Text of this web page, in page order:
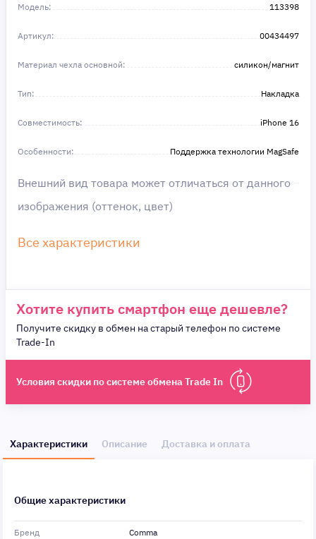
Получите то, что нужно, прямо сейчас. Ваше
удобство — наш приоритет! ✨
в этом!
Модель: 113398
Артикул: 00434497
Материал чехла основной: силикон/магнит
Тип: Накладка
Совместимость: iPhone 16
Особенности: Поддержка технологии MagSafe
Внешний вид товара может отличаться от данного
изображения (оттенок, цвет)
Все характеристики
Хотите купить смартфон еще дешевле?
Получите скидку в обмен на старый телефон по системе
Trade-In
Условия скидки по системе обмена Trade In
Характеристики Описание Доставка и оплата
Общие характеристики
Бренд Comma